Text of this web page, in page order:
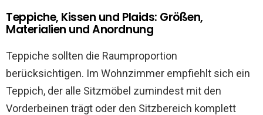
Teppiche, Kissen und Plaids: Größen,
Materialien und Anordnung
Teppiche sollten die Raumproportion
berücksichtigen. Im Wohnzimmer empfiehlt sich ein
Teppich, der alle Sitzmöbel zumindest mit den
Vorderbeinen trägt oder den Sitzbereich komplett